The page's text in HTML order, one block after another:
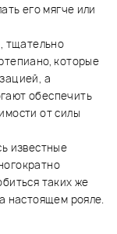
его мягче или
тщательно
которые
а
обеспечить
от силы
известные
таких же
настоящем рояле.